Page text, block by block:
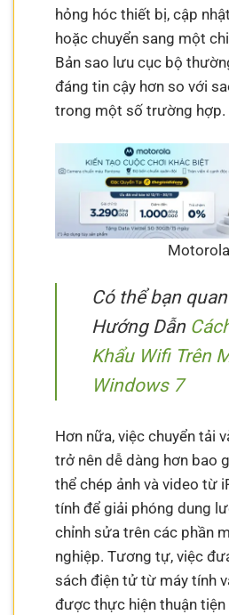
hỏng hóc thiết bị, cập
hoặc chuyển sang một
Bản sao lưu cục bộ
đáng tin cậy hơn so với
trong một số trường hợp.
Motorola
Có thể bạn
Hướng Dẫn
Khẩu Wifi Trên
Windows 7
Hơn nữa, việc chuyển tải
trở nên dễ dàng hơn bao
thể chép ảnh và video từ
tính để giải phóng dung
chỉnh sửa trên các phần
nghiệp. Tương tự, việc
sách điện tử từ máy tính
được thực hiện thuận tiện